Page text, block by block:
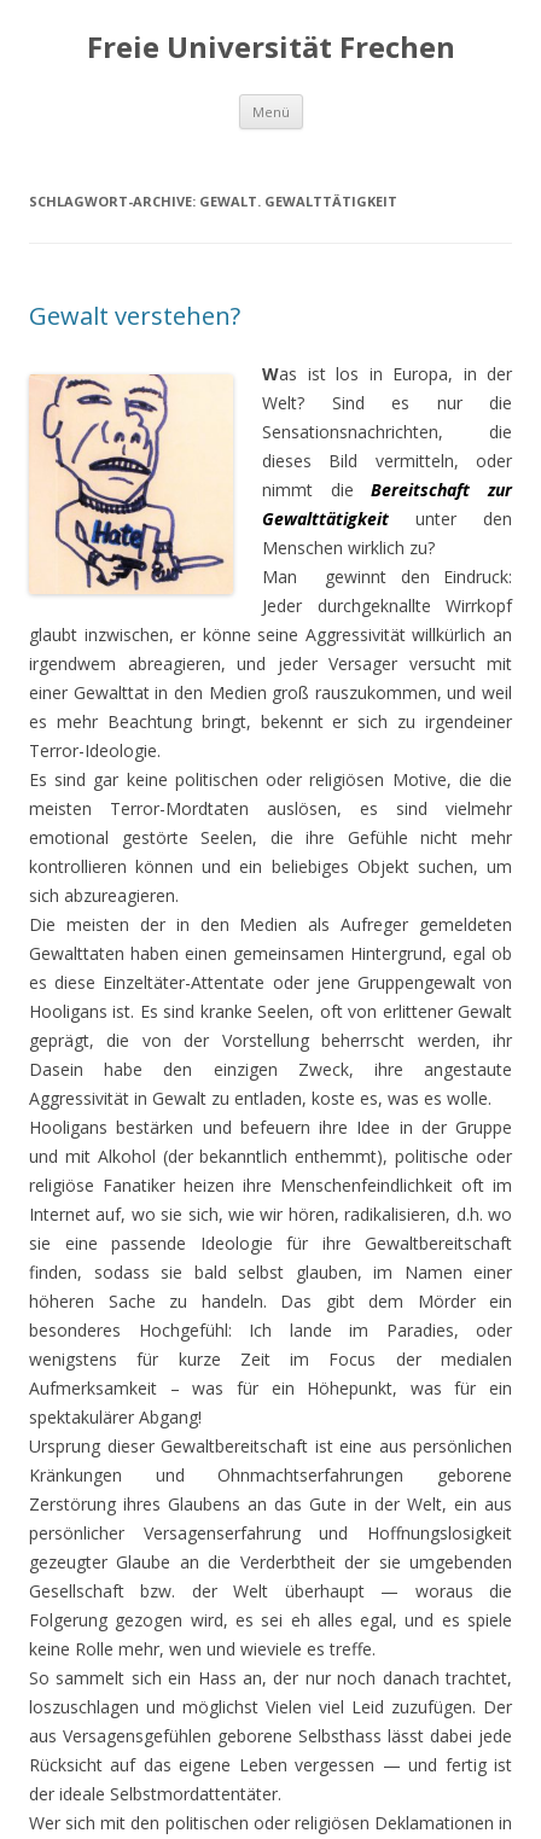
Freie Universität Frechen
Menü Zum
springen
SCHLAGWORT-ARCHIVE: GEWALT. GEWALTTÄTIGKEIT
Gewalt verstehen?
Was ist los in Europa, in der
Welt? Sind es nur die
Sensationsnachrichten, die
dieses Bild vermitteln, oder
nimmt dieBereitschaft zur
Gewalttätigkeit unter den
Menschen wirklich zu?
Man gewinnt den Eindruck:
Jeder durchgeknallte Wirrkopf
glaubt inzwischen, er könne seine Aggressivität willkürlich an
irgendwem abreagieren, und jeder Versager versucht mit
einer Gewalttat in den Medien groß rauszukommen, und weil
es mehr Beachtung bringt, bekennt er sich zu irgendeiner
Terror-Ideologie.
Es sind gar keine politischen oder religiösen Motive, die die
meisten Terror-Mordtaten auslösen, es sind vielmehr
emotional gestörte Seelen, die ihre Gefühle nicht mehr
kontrollieren können und ein beliebiges Objekt suchen, um
sich abzureagieren.
Die meisten der in den Medien als Aufreger gemeldeten
Gewalttaten haben einen gemeinsamen Hintergrund, egal ob
es diese Einzeltäter-Attentate oder jene Gruppengewalt von
Hooligans ist. Es sind kranke Seelen, oft von erlittener Gewalt
geprägt, die von der Vorstellung beherrscht werden, ihr
Dasein habe den einzigen Zweck, ihre angestaute
Aggressivität in Gewalt zu entladen, koste es, was es wolle.
Hooligans bestärken und befeuern ihre Idee in der Gruppe
und mit Alkohol (der bekanntlich enthemmt), politische oder
religiöse Fanatiker heizen ihre Menschenfeindlichkeit oft im
Internet auf, wo sie sich, wie wir hören, radikalisieren, d.h. wo
sie eine passende Ideologie für ihre Gewaltbereitschaft
finden, sodass sie bald selbst glauben, im Namen einer
höheren Sache zu handeln. Das gibt dem Mörder ein
besonderes Hochgefühl: Ich lande im Paradies, oder
wenigstens für kurze Zeit im Focus der medialen
Aufmerksamkeit – was für ein Höhepunkt, was für ein
spektakulärer Abgang!
Ursprung dieser Gewaltbereitschaft ist eine aus persönlichen
Kränkungen und Ohnmachtserfahrungen geborene
Zerstörung ihres Glaubens an das Gute in der Welt, ein aus
persönlicher Versagenserfahrung und Hoffnungslosigkeit
gezeugter Glaube an die Verderbtheit der sie umgebenden
Gesellschaft bzw. der Welt überhaupt — woraus die
Folgerung gezogen wird, es sei eh alles egal, und es spiele
keine Rolle mehr, wen und wieviele es treffe.
So sammelt sich ein Hass an, der nur noch danach trachtet,
loszuschlagen und möglichst Vielen viel Leid zuzufügen. Der
aus Versagensgefühlen geborene Selbsthass lässt dabei jede
Rücksicht auf das eigene Leben vergessen — und fertig ist
der ideale Selbstmordattentäter.
Wer sich mit den politischen oder religiösen Deklamationen in